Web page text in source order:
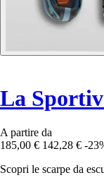
La
A partire da
185,00 € 142,28 € -
Scopri le scarpe da